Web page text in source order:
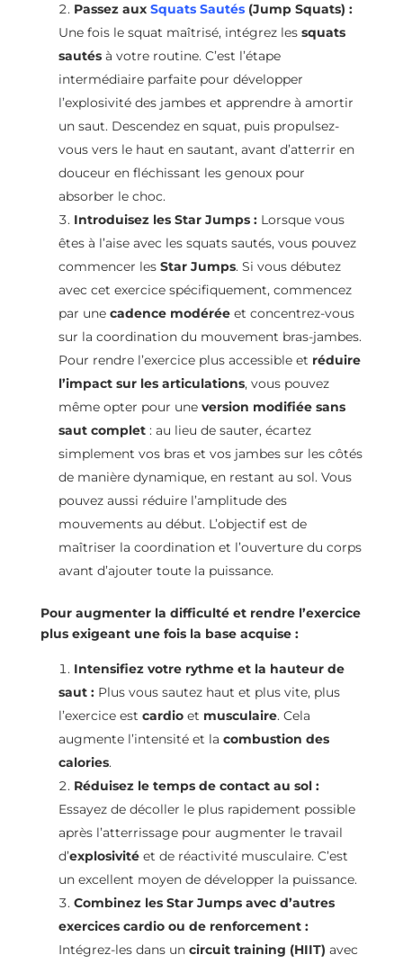
Passez aux Squats Sautés (Jump Squats) :
Une fois le squat maîtrisé, intégrez les squats
sautésà votre routine. C’est l’étape
intermédiaire parfaite pour développer
l’explosivité des jambes et apprendre à amortir
un saut. Descendez en squat, puis propulsez-
vous vers le haut en sautant, avant d’atterrir en
douceur en fléchissant les genoux pour
absorber le choc.
Introduisez les Star Jumps :Lorsque vous
êtes à l’aise avec les squats sautés, vous pouvez
commencer les Star Jumps. Si vous débutez
avec cet exercice spécifiquement, commencez
par une cadence modéréeet concentrez-vous
sur la coordination du mouvement bras-jambes.
Pour rendre l’exercice plus accessible et réduire
l’impact sur les articulations, vous pouvez
même opter pour une version modifiée sans
saut complet: au lieu de sauter, écartez
simplement vos bras et vos jambes sur les côtés
de manière dynamique, en restant au sol. Vous
pouvez aussi réduire l’amplitude des
mouvements au début. L’objectif est de
maîtriser la coordination et l’ouverture du corps
avant d’ajouter toute la puissance.
Pour augmenter la difficulté et rendre l’exercice
plus exigeant une fois la base acquise :
Intensifiez votre rythme et la hauteur de
saut :Plus vous sautez haut et plus vite, plus
l’exercice est cardioet musculaire. Cela
augmente l’intensité et la combustion des
calories.
Réduisez le temps de contact au sol :
Essayez de décoller le plus rapidement possible
après l’atterrissage pour augmenter le travail
d’explosivitéet de réactivité musculaire. C’est
un excellent moyen de développer la puissance.
Combinez les Star Jumps avec d’autres
exercices cardio ou de renforcement :
Intégrez-les dans un circuit training (HIIT) avec